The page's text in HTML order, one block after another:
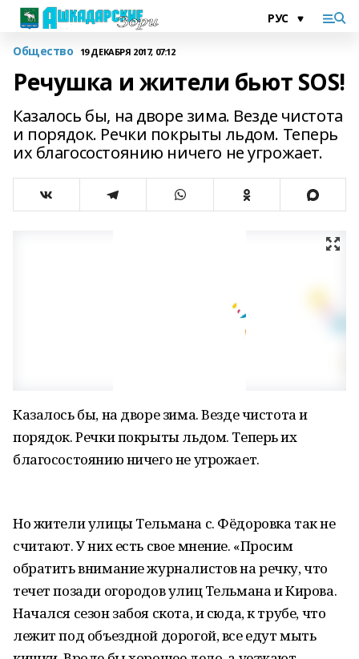
Общество 19 ДЕКАБРЯ 2017, 07:12
Речушка и жители бьют SOS!
Казалось бы, на дворе зима. Везде чистота
и порядок. Речки покрыты льдом. Теперь
их благосостоянию ничего не угрожает.
Казалось бы, на дворе зима. Везде чистота и
порядок. Речки покрыты льдом. Теперь их
благосостоянию ничего не угрожает.
Но жители улицы Тельмана с. Фёдоровка так не
считают. У них есть свое мнение. «Просим
обратить внимание журналистов на речку, что
течет позади огородов улиц Тельмана и Кирова.
Начался сезон забоя скота, и сюда, к трубе, что
лежит под объездной дорогой, все едут мыть